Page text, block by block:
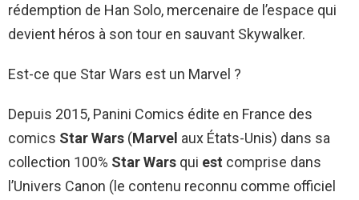
rédemption de Han Solo, mercenaire de l’espace qui
devient héros à son tour en sauvant Skywalker.
Est-ce que Star Wars est un Marvel ?
Depuis 2015, Panini Comics édite en France des
comics Star Wars (Marvel aux États-Unis) dans sa
collection 100% Star Wars qui est comprise dans
l’Univers Canon (le contenu reconnu comme officiel